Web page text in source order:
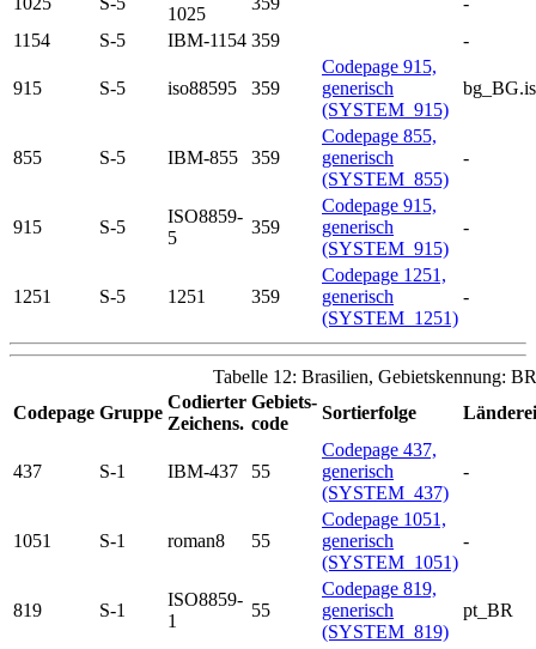
1025
1154
S-5 IBM-1154 359 -
915 S-5 iso88595 359
Codepage 915,
generisch
(SYSTEM_915)
855 S-5 IBM-855 359
Codepage 855,
generisch
(SYSTEM_855)
-
915 S-5
ISO8859-
5
359
Codepage 915,
generisch
(SYSTEM_915)
-
1251 S-5 1251 359
Codepage 1251,
generisch
(SYSTEM_1251)
-
Tabelle 12: Brasilien, Gebietskennung: BR
Codepage Gruppe
Codierter
Zeichens.
Gebiets-
code
Sortierfolge
437 S-1 IBM-437 55
Codepage 437,
generisch
(SYSTEM_437)
-
1051 S-1 roman8 55
Codepage 1051,
generisch
(SYSTEM_1051)
-
819 S-1
ISO8859-
1
55
Codepage 819,
generisch
(SYSTEM_819)
pt_BR